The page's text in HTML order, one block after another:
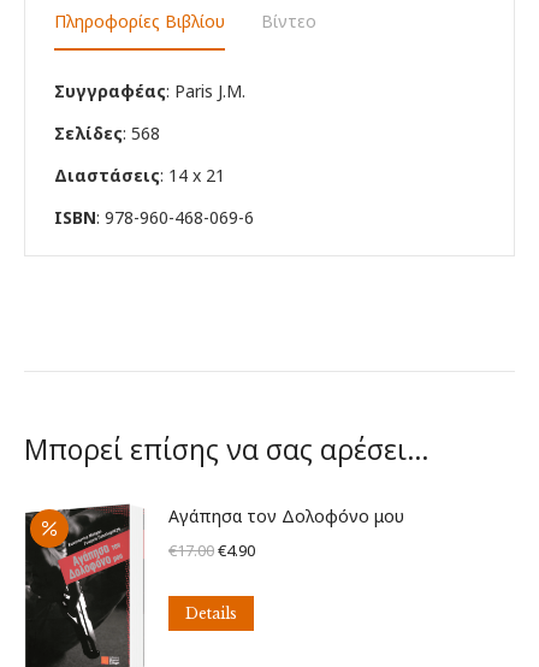
Πληροφορίες Βιβλίου Βίντεο
Συγγραφέας: Paris J.M.
Σελίδες: 568
Διαστάσεις: 14 x 21
ISBN: 978-960-468-069-6
Μπορεί επίσης να σας αρέσει…
Αγάπησα τον Δολοφόνο μου
€17.00Original
was:
€4.90Η
Details